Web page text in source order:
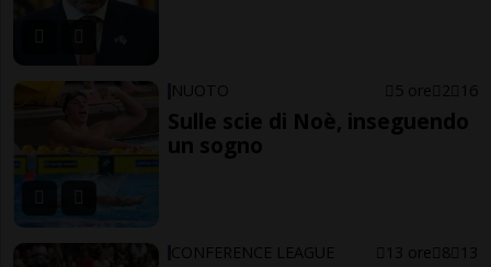
NUOTO 5 ore 2 16
Sulle scie di Noè, inseguendo
un sogno
CONFERENCE LEAGUE 13 ore 8 13